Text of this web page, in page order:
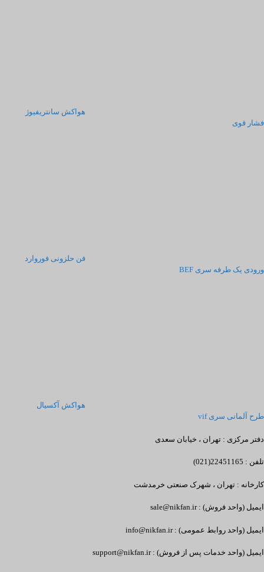
هواکش سانتریفیوژ
فشار قوی
فن حلزونی فوروارد
ورودی یک طرفه سری BEF
هواکش آکسیال
طرح آلمانی سری vif
دفتر مرکزی : تهران ، خیابان سعدی
تلفن : 22451165(021)
کارخانه : تهران ، شهرک صنعتی خرمدشت
ایمیل (واحد فروش) : sale@nikfan.ir
ایمیل (واحد روابط عمومی) : info@nikfan.ir
ایمیل (واحد خدمات پس از فروش) : support@nikfan.ir